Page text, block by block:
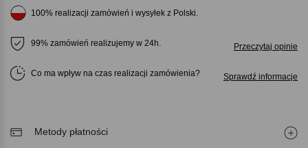
100% realizacji zamówień i wysyłek z Polski.
99% zamówień realizujemy w 24h. Przeczytaj opinie
Co ma wpływ na czas realizacji zamówienia Sprawdź informacje
Metody płatności